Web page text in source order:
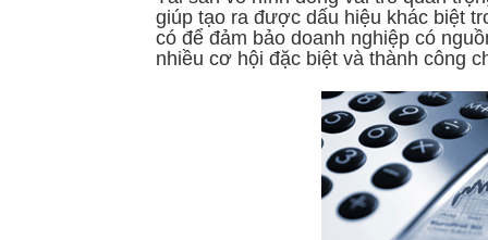
giúp tạo ra được dấu hiệu khác biệt
có để đảm bảo doanh nghiệp có
nhiều cơ hội đặc biệt và thành công